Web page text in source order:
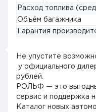
Расход топлива
Объём багажника
Гарантия
Не упустите
у официального
рублей.
РОЛЬФ — это
сервис и поддержка
Каталог новых